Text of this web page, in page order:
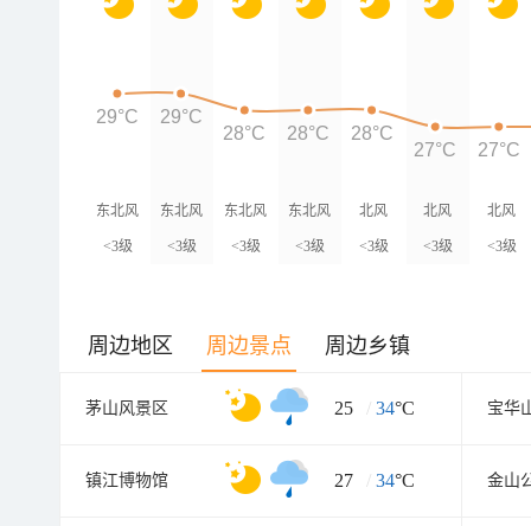
东北风
<3级
东北风
<3级
东北风
<3级
东北风
<3级
北风
<3级
北风
<3级
北风
<3级
29°C
29°C
28°C
28°C
28°C
27°C
27°C
周边地区 周边景点 周边乡镇
茅山风景区 25 / 34°C
镇江博物馆 27 / 34°C 金山